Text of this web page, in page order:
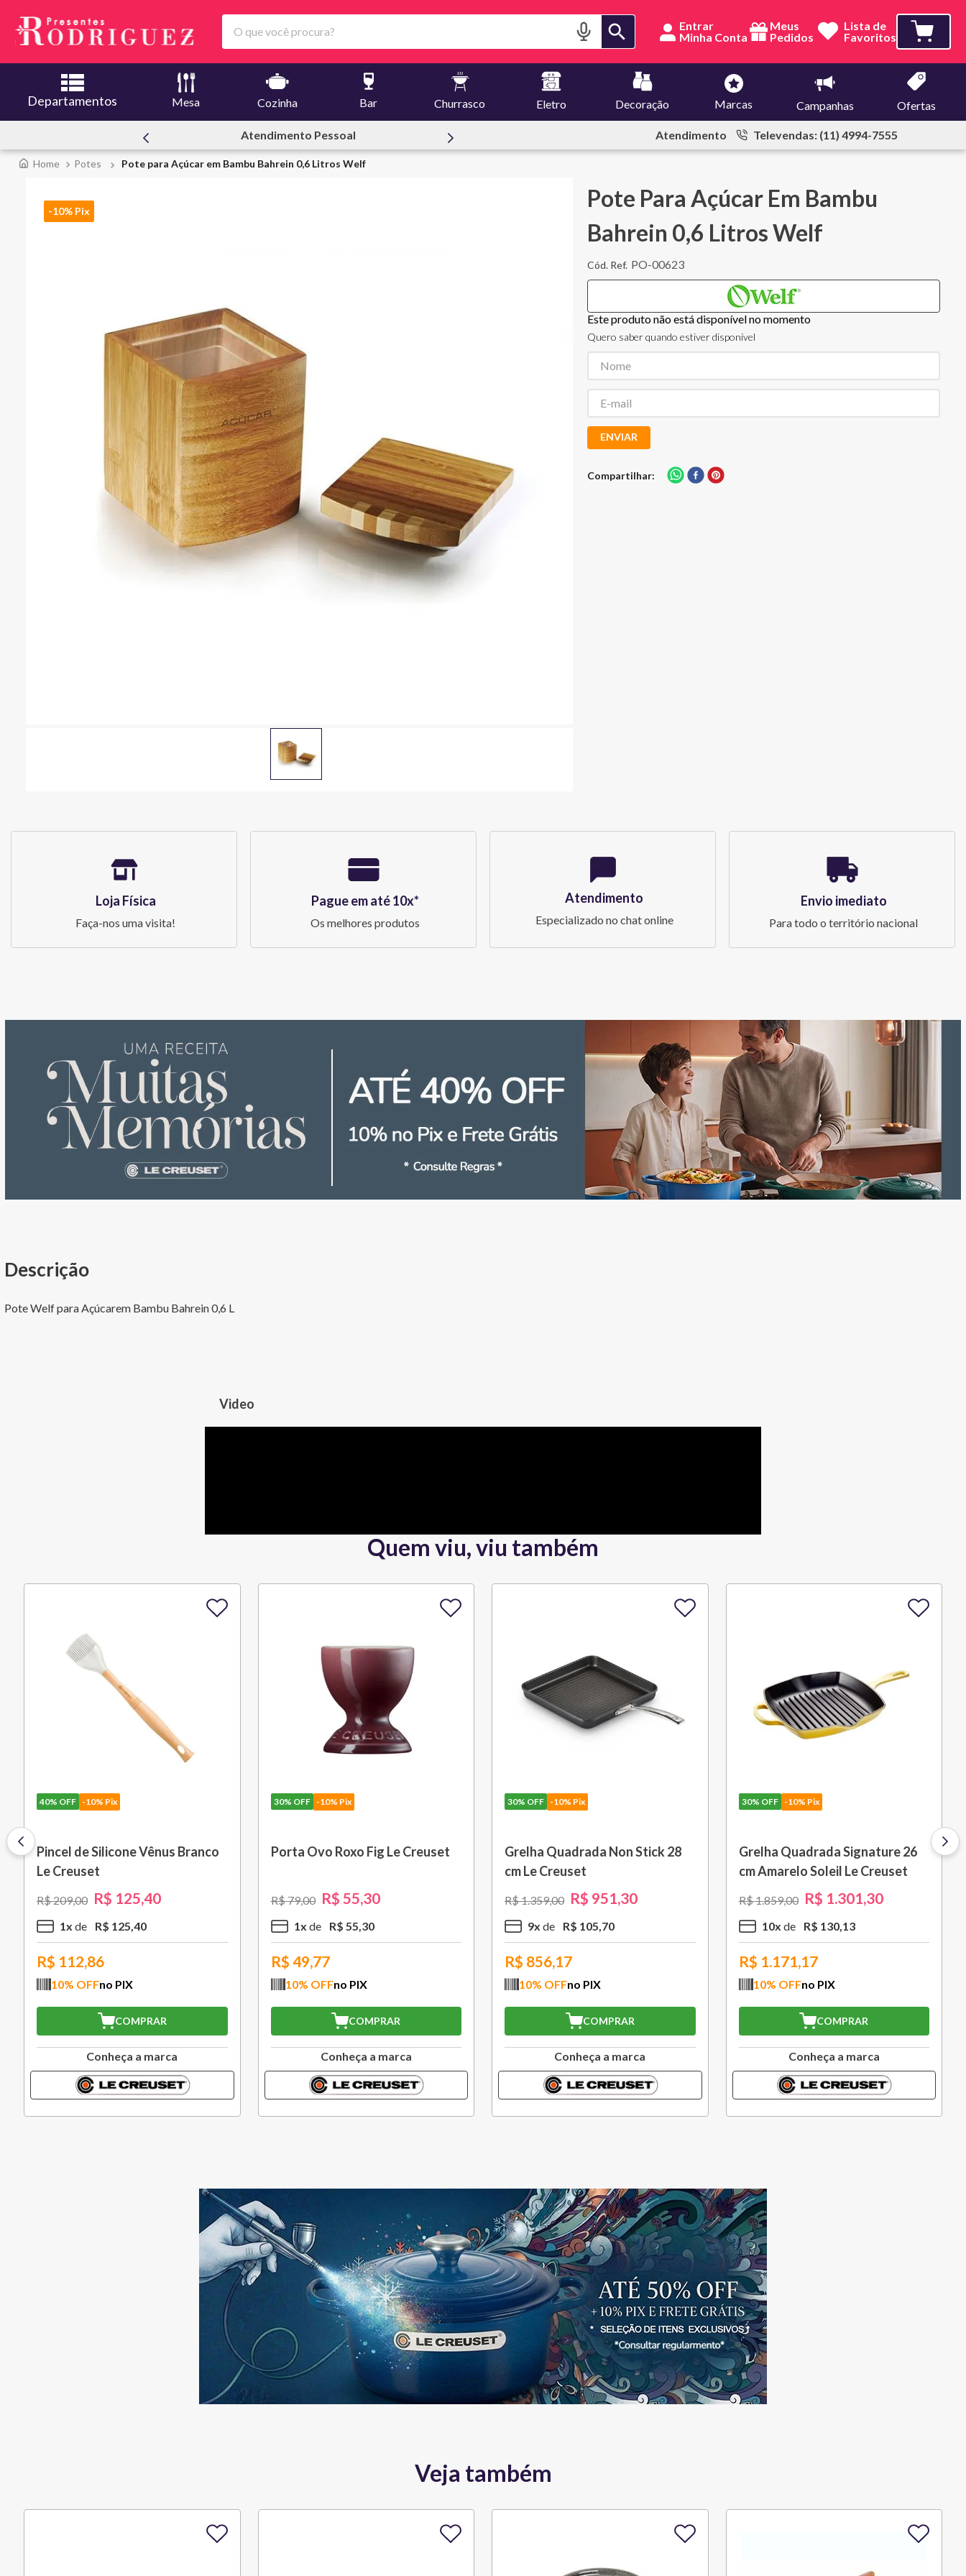
O que você procura? Entrar
Meus
Pedidos
Lista de
Favoritos
Departamentos Mesa Cozinha Bar Churrasco Eletro Decoração Marcas Campanhas Ofertas
Atendimento Pessoal Atendimento Televendas: (11) 4994-7555
Potes Pote para Açúcar em Bambu Bahrein 0,6 Litros Welf
-10% Pix
Pote Para Açúcar Em Bambu
Bahrein 0,6 Litros Welf
PO-00623
Este produto não está disponível no momento
Quero saber quando estiver disponível
ENVIAR
Compartilhar
Loja Física
Faça-nos uma visita!
Pague em até 10x*
Os melhores produtos
Atendimento
Especializado no chat online
Envio imediato
Para todo o território nacional
Pote Welf para Açúcarem Bambu Bahrein 0,6 L
Video
Quem viu, viu também
30% OFF -10% Pix
Saca Rolhas Abridor de Vinho
Tradicional Sw-107 Ply Le
R$799,00 R$ 559,30
5x R$ 111 ,86
R$ 503,37
10% OFFno PIX
COMPRAR
Conheça a marca
30% OFF -10% Pix
Grelha com Cabo Removível 33
R$1.579, 00 R$1.105
10 x R$ 110,53
R$ 994,77
10% OFFno PIX
COMPRAR
Conheça a marca
30% OFF -10% Pix
Bule Grand Cerâmica 1,3 L Azul
Caribe Le Creuset
R$529,00 R$ 370,30
3x R$ 123 43
R$ 333,27
10% OFFno PIX
COMPRAR
Conheça a marca
30% OFF -10% Pix
Porta Utensílios Classic 2,3 L
Azul Marseille Le Creuset
R$449,00 R$314,30
3 x R$ 104,76
R$ 282,87
10% OFFno PIX
COMPRAR
Conheça a marca
Veja também